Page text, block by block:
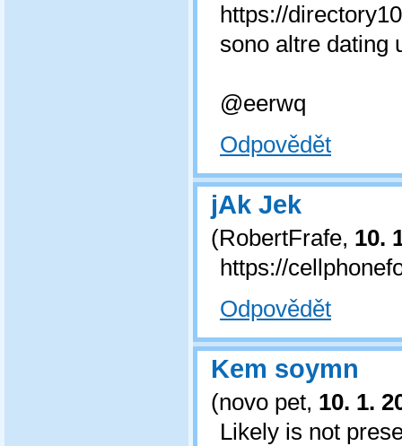
https://
sono altre dating
@eerwq
Odpovědět
jAk Jek
(RobertFrafe, 10.
https://
Odpovědět
Kem soymn
(novo pet, 10. 1.
Likely is not